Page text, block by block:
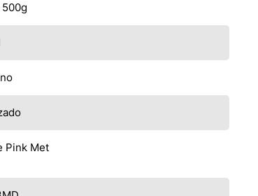
Pink Met